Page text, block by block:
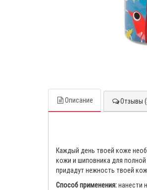
Описание Отзывы
Каждый день твоей коже
кожи и шиповника для
придадут нежность твоей
Способ применения:нанести